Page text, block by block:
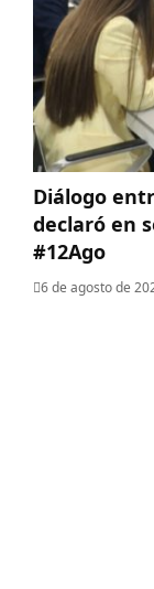
Diálogo
declaró en
#12Ago
6 de agosto de